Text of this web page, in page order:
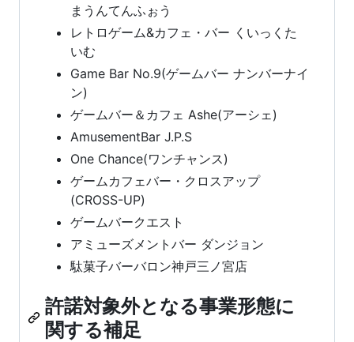
まうんてんふぉう
レトロゲーム&カフェ・バー くいっくた
いむ
Game Bar No.9(ゲームバー ナンバーナイ
ン)
ゲームバー＆カフェ Ashe(アーシェ)
AmusementBar J.P.S
One Chance(ワンチャンス)
ゲームカフェバー・クロスアップ
(CROSS-UP)
ゲームバークエスト
アミューズメントバー ダンジョン
駄菓子バーバロン神戸三ノ宮店
許諾対象外となる事業形態に
関する補足